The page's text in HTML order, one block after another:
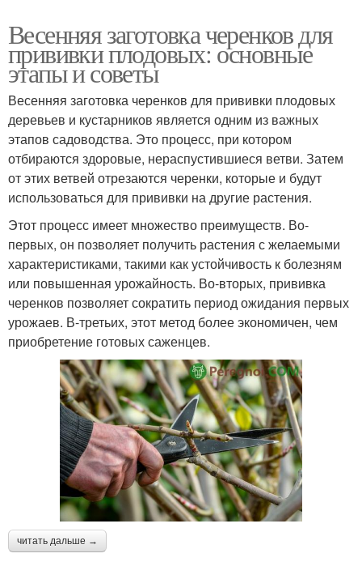
Весенняя заготовка черенков для
прививки плодовых: основные
этапы и советы
Весенняя заготовка черенков для прививки плодовых
деревьев и кустарников является одним из важных
этапов садоводства. Это процесс, при котором
отбираются здоровые, нераспустившиеся ветви. Затем
от этих ветвей отрезаются черенки, которые и будут
использоваться для прививки на другие растения.
Этот процесс имеет множество преимуществ. Во-
первых, он позволяет получить растения с желаемыми
характеристиками, такими как устойчивость к болезням
или повышенная урожайность. Во-вторых, прививка
черенков позволяет сократить период ожидания первых
урожаев. В-третьих, этот метод более экономичен, чем
приобретение готовых саженцев.
читать дальше →